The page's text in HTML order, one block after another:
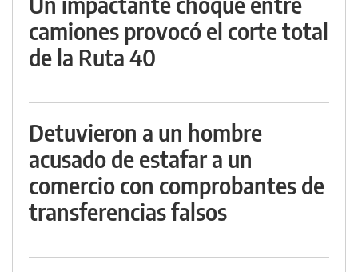
camiones provocó el corte total
de la Ruta 40
Detuvieron a un hombre
acusado de estafar a un
comercio con comprobantes de
transferencias falsos